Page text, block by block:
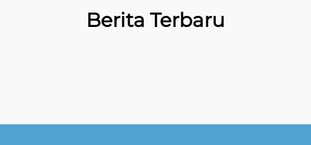
Berita Terbaru